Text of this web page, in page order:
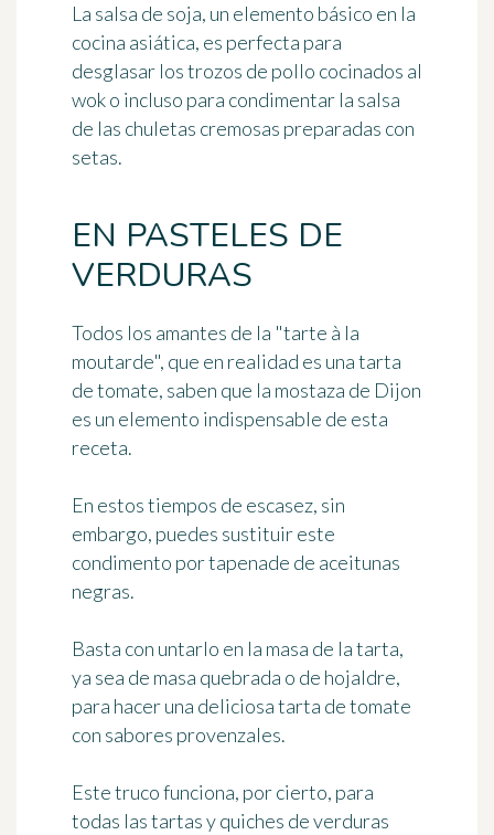
La salsa de soja, un elemento básico en la
cocina asiática, es perfecta para
desglasar los trozos de pollo cocinados al
wok o incluso para condimentar la salsa
de las chuletas cremosas preparadas con
setas.
EN PASTELES DE
VERDURAS
Todos los amantes de la "tarte à la
moutarde", que en realidad es una tarta
de tomate, saben que la mostaza de Dijon
es un elemento indispensable de esta
receta.
En estos tiempos de escasez, sin
embargo, puedes sustituir este
condimento portapenade de aceitunas
negras.
Basta con untarlo en la masa de la tarta,
ya sea de masa quebrada o de hojaldre,
para hacer una deliciosa tarta de tomate
con sabores provenzales.
Este truco funciona, por cierto, para
todas las tartas y quiches de verduras